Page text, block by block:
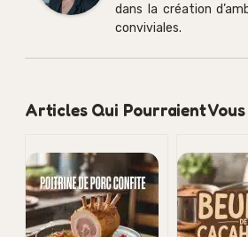
dans la création
conviviales.
Articles Qui Pourraient Vous